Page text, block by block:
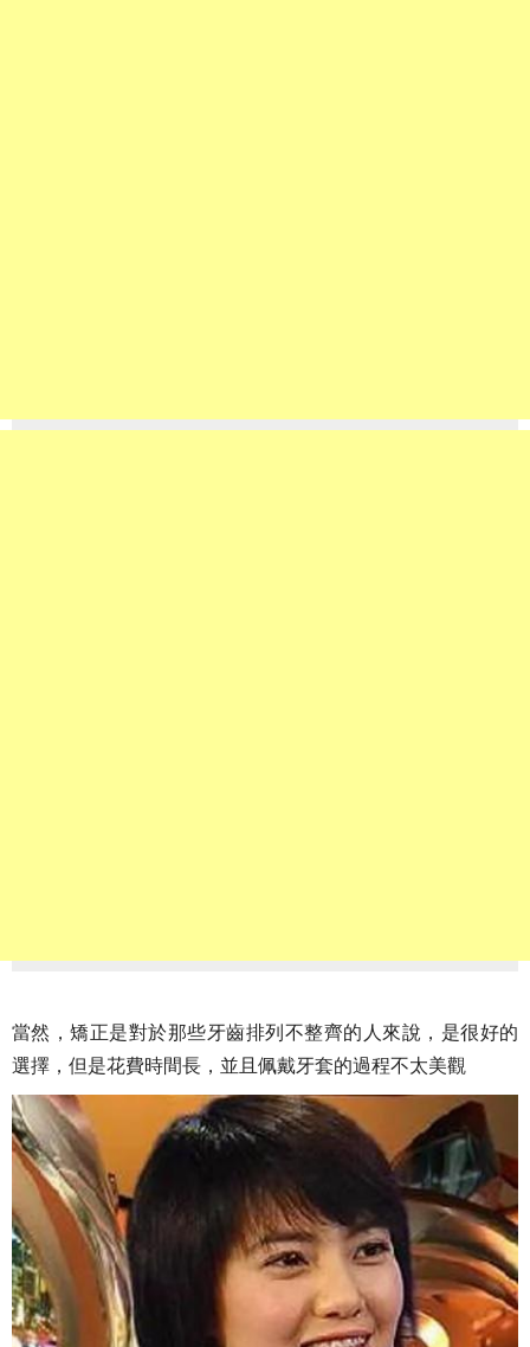
當然，矯正是對於那些牙齒排列不整齊的人來說，是很好的
選擇，但是花費時間長，並且佩戴牙套的過程不太美觀